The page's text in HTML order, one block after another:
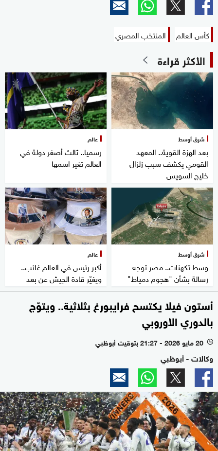
كأس العالم المنتخب المصري
الأكثر قراءة
شرق أوسط
بعد الهزة القوية.. المعهد
القومي يكشف سبب زلزال
خليج السويس
عالم
رسميا.. ثالث أصغر دولة في
العالم تغير اسمها
شرق أوسط
وسط تكهنات.. مصر توجه
رسالة بشأن "هجوم دمياط"
عالم
أكبر رئيس في العالم غائب..
ويغيّر قادة الجيش عن بعد
أستون فيلا يكتسح فرايبورغ بثلاثية.. ويتوّج
بالدوري الأوروبي
l 20 مايو 2026 - 21:27 بتوقيت أبوظبي
وكالات - أبوظبي